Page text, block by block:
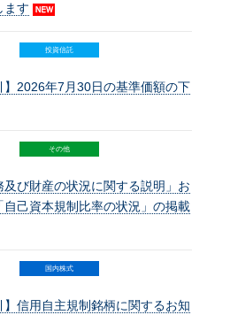
ます
投資信託
】2026年7月30日の基準価額の下
その他
び財産の状況に関する説明」お
己資本規制比率の状況」の掲載
国内株式
】信用自主規制銘柄に関するお知